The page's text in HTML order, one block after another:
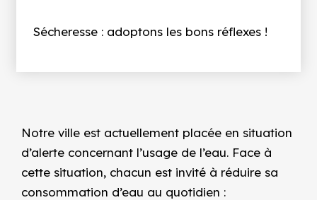
Sécheresse : adoptons les bons réflexes !
Notre ville est actuellement placée en situation
d’alerte concernant l’usage de l’eau. Face à
cette situation, chacun est invité à réduire sa
consommation d’eau au quotidien :